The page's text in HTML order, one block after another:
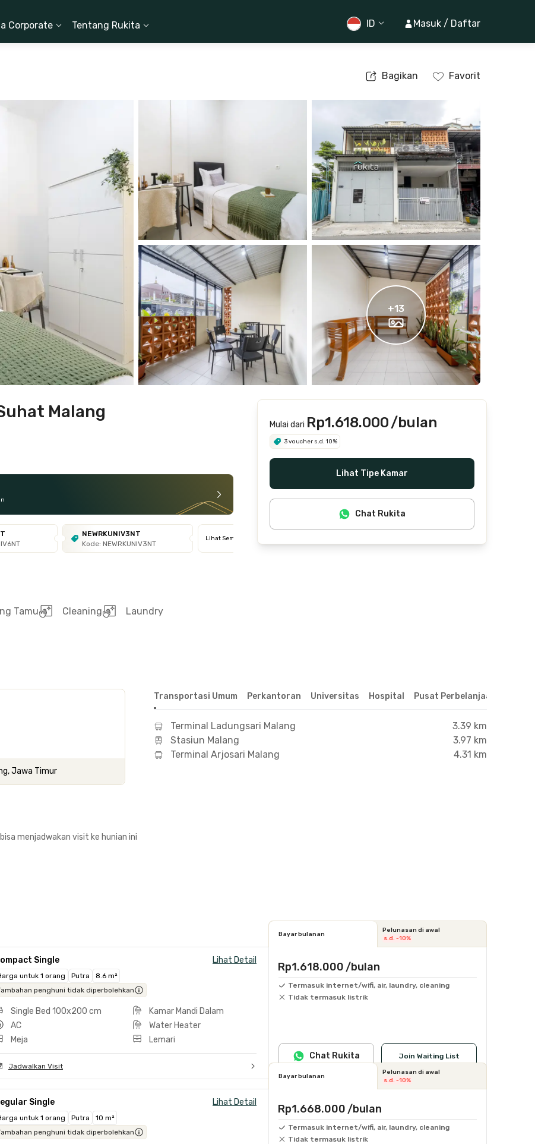
Corporate Tentang Rukita ID Masuk / Daftar
Bagikan Favorit
+13
Malang
NEWRKUNIV3NT
Kode: NEWRKUNIV3NT
Lihat Semua
Tamu Cleaning
Laundry
Mulai dari Rp1.618.000/bulan
3 voucher s.d. 10%
Lihat Tipe Kamar
Chat Rukita
Jawa Timur
Transportasi Umum Perkantoran Universitas Hospital Pusat Perbelanjaan &
Terminal Ladungsari Malang
3.39 km
Stasiun Malang
3.97 km
Terminal Arjosari Malang
4.31 km
menjadwakan visit ke hunian ini
Single Lihat Detail
untuk 1 orang Putra
8.6 m²
penghuni tidak diperbolehkan
Single Bed 100x200 cm
Kamar Mandi Dalam
AC
Water Heater
Meja
Lemari
Jadwalkan Visit
Bayar bulanan
Pelunasan di awal
s.d. -10%
Rp1.618.000 /bulan
Termasuk internet/wifi, air, laundry, cleaning
Tidak termasuk listrik
Join Waiting List
Chat Rukita
Single Lihat Detail
untuk 1 orang Putra
10 m²
penghuni tidak diperbolehkan
Bayar bulanan
Pelunasan di awal
s.d. -10%
Rp1.668.000 /bulan
Termasuk internet/wifi, air, laundry, cleaning
Tidak termasuk listrik